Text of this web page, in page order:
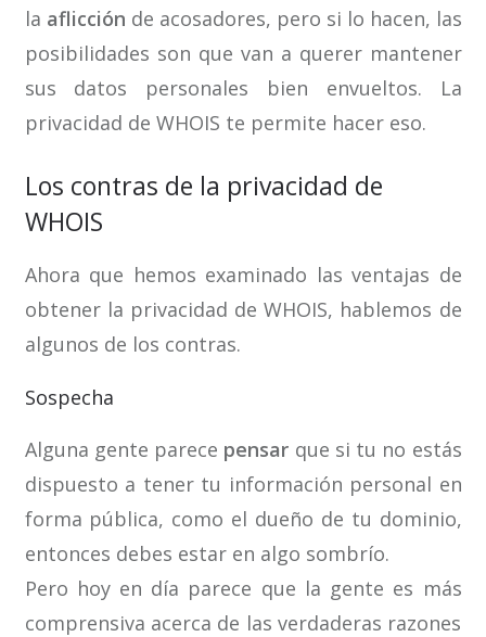
la aflicción de acosadores, pero si lo hacen, las
posibilidades son que van a querer mantener
sus datos personales bien envueltos. La
privacidad de WHOIS te permite hacer eso.
Los contras de la privacidad de
WHOIS
Ahora que hemos examinado las ventajas de
obtener la privacidad de WHOIS, hablemos de
algunos de los contras.
Sospecha
Alguna gente parece pensar que si tu no estás
dispuesto a tener tu información personal en
forma pública, como el dueño de tu dominio,
entonces debes estar en algo sombrío.
Pero hoy en día parece que la gente es más
comprensiva acerca de las verdaderas razones